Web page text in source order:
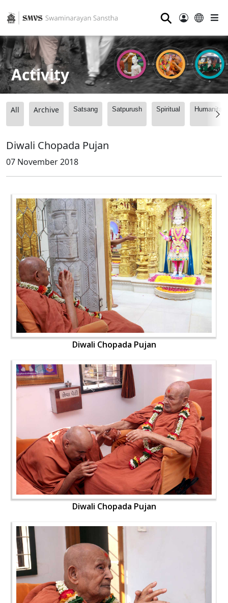
⚲
Activity
All Archive Satsang Satpurush Spiritual
Diwali Chopada Pujan
07 November 2018
Diwali Chopada Pujan
Diwali Chopada Pujan